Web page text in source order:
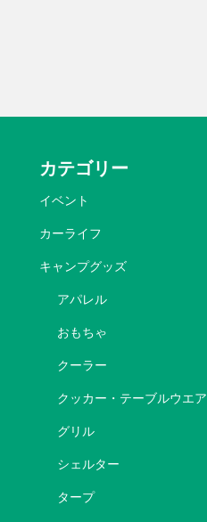
カテゴリー
イベント
カーライフ
キャンプグッズ
アパレル
おもちゃ
クーラー
クッカー・テーブルウエア
グリル
シェルター
タープ